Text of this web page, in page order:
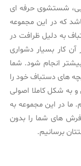
شستشوی حرفه ای
که در این مجموعه
به دلیل ظرافت در
کار بسیار دشواری
انجام شود. شما
های دستباف خود را
و به شکل کاملا اصولی
ما در این مجموعه به
های شما را بدون
برسانیم.